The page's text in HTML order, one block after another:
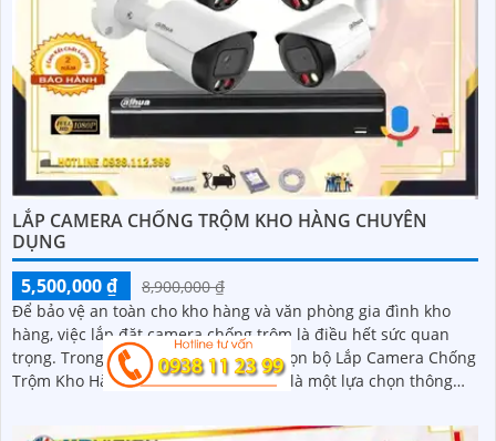
LẮP CAMERA CHỐNG TRỘM KHO HÀNG CHUYÊN
DỤNG
5,500,000 ₫
8,900,000 ₫
Để bảo vệ an toàn cho kho hàng và văn phòng gia đình kho
hàng, việc lắp đặt camera chống trộm là điều hết sức quan
trọng. Trong đó, sản phẩm Thiết kế trọn bộ Lắp Camera Chống
Trộm Kho Hàng Chuyên Dụng Dahua là một lựa chọn thông